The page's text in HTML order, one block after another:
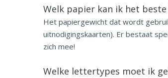
Welk papier kan ik het
Het papiergewicht dat wordt
uitnodigingskaarten). Er bestaat
zich mee!
Welke lettertypes moet ik